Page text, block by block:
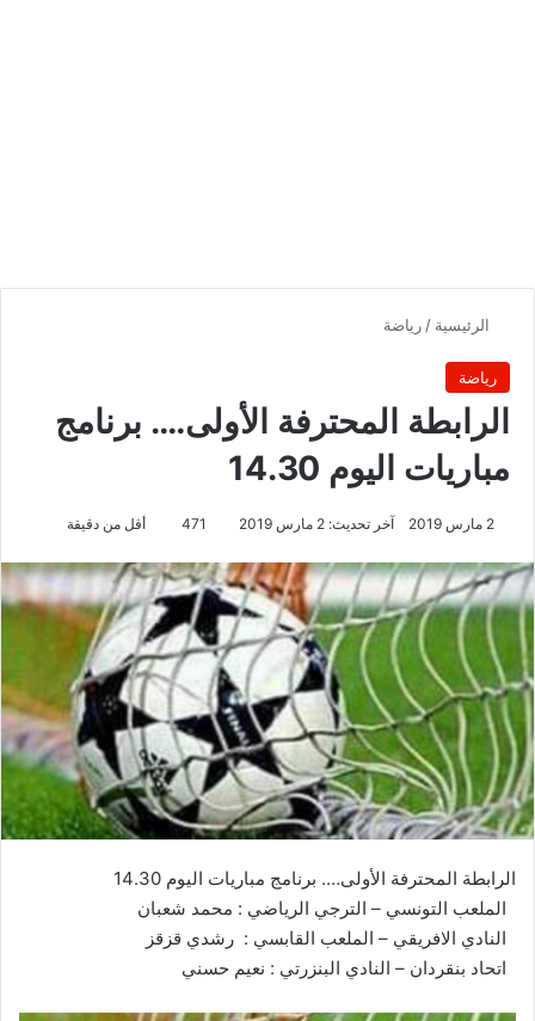
الرئيسية / رياضة
رياضة
الرابطة المحترفة الأولى…. برنامج
مباريات اليوم 14.30
2 مارس 2019 آخر تحديث: 2 مارس 2019 471 أقل من دقيقة
الرابطة المحترفة الأولى…. برنامج مباريات اليوم 14.30
الملعب التونسي – الترجي الرياضي : محمد شعبان
النادي الافريقي – الملعب القابسي : رشدي قزقز
اتحاد بنقردان – النادي البنزرتي : نعيم حسني